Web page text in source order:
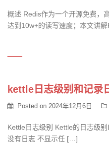
概述 Redis作为一个开源免费，
达到10w+的读写速度；本文讲
kettle日志级别和记录
Posted on 2024年12月6日
Kettle日志级别 Kettle的日志级
没有日志 不显示任 […]